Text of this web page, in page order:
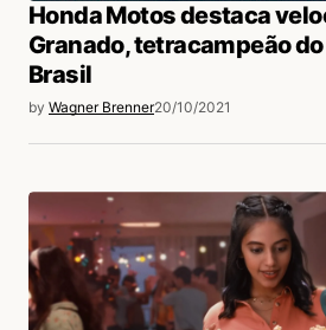
Honda Motos destaca
Granado, tetracampeão
Brasil
by Wagner Brenner20/10/2021